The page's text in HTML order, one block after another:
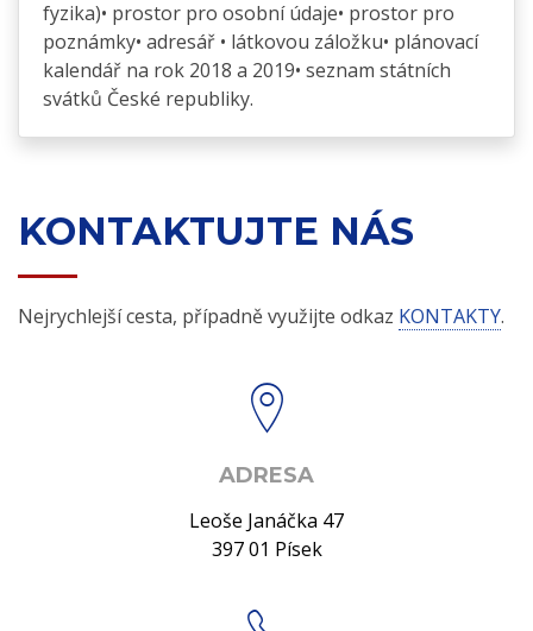
fyzika)• prostor pro osobní údaje• prostor pro
poznámky• adresář • látkovou záložku• plánovací
kalendář na rok 2018 a 2019• seznam státních
svátků České republiky.
KONTAKTUJTE NÁS
Nejrychlejší cesta, případně využijte odkaz KONTAKTY.
ADRESA
Leoše Janáčka 47
397 01 Písek